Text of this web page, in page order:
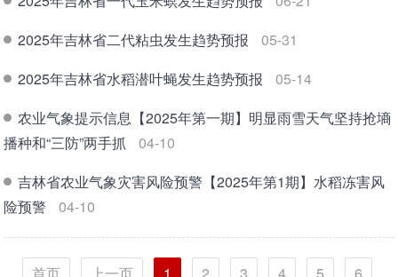
2025年吉林省二代粘虫发生趋势预报
05-31
2025年吉林省水稻潜叶蝇发生趋势预报
05-14
农业气象提示信息【2025年第一期】明显雨雪天气坚持抢墒
播种和“三防”两手抓
04-10
吉林省农业气象灾害风险预警【2025年第1期】水稻冻害风
险预警
04-10
首页 上一页 1 2 3 4 5
6